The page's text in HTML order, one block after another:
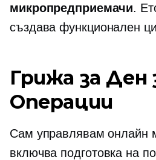
микропредприемачи.
създава функционален
Грижа за Ден
Операции
Сам управлявам онлайн
включва подготовка на